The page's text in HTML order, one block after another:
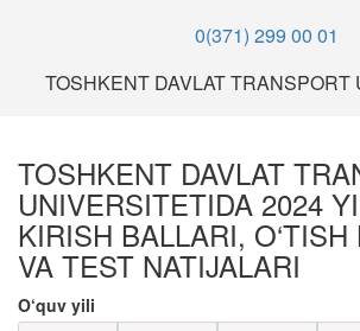
0(371) 299 00 01
TOSHKENT DAVLAT TRANSPORT
TOSHKENT DAVLAT
UNIVERSITETIDA 2024
KIRISH BALLARI, O‘TISH
VA TEST NATIJALARI
O‘quv yili